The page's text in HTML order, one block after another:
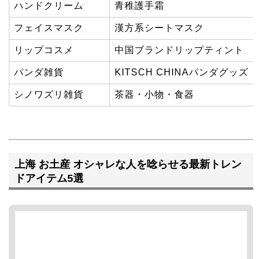
ハンドクリーム 青稚護手霜
フェイスマスク 漢方系シートマスク
リップコスメ 中国ブランドリップティント
パンダ雑貨 KITSCH CHINAパンダグッズ
シノワズリ雑貨 茶器・小物・食器
上海 お土産 オシャレな人を唸らせる最新トレン
ドアイテム5選